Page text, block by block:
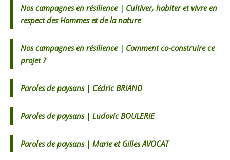
Nos campagnes en résilience | Cultiver, habiter et vivre en
respect des Hommes et de la nature
Nos campagnes en résilience | Comment co-construire ce
projet ?
Paroles de paysans | Cédric BRIAND
Paroles de paysans | Ludovic BOULERIE
Paroles de paysans | Marie et Gilles AVOCAT